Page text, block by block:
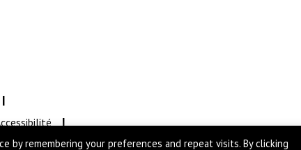
remembering your preferences and repeat visits. By clicking